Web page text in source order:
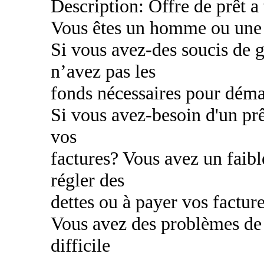
Description: Offre de prêt
Vous êtes un homme ou
Si vous avez-des soucis de
n’avez pas les
fonds nécessaires pour
Si vous avez-besoin d'un
vos
factures? Vous avez un
régler des
dettes ou à payer vos
Vous avez des problèmes
difficile